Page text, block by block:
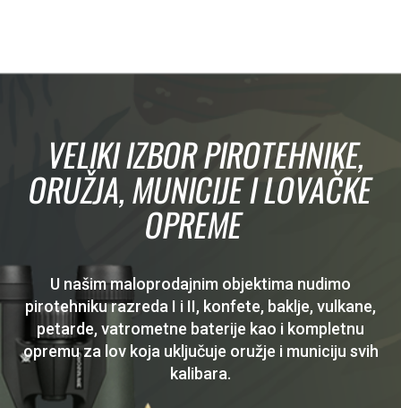
VELIKI IZBOR PIROTEHNIKE,
ORUŽJA, MUNICIJE I LOVAČKE
OPREME
U našim maloprodajnim objektima nudimo
pirotehniku razreda I i II, konfete, baklje, vulkane,
petarde, vatrometne baterije kao i kompletnu
opremu za lov koja uključuje oružje i municiju svih
kalibara.